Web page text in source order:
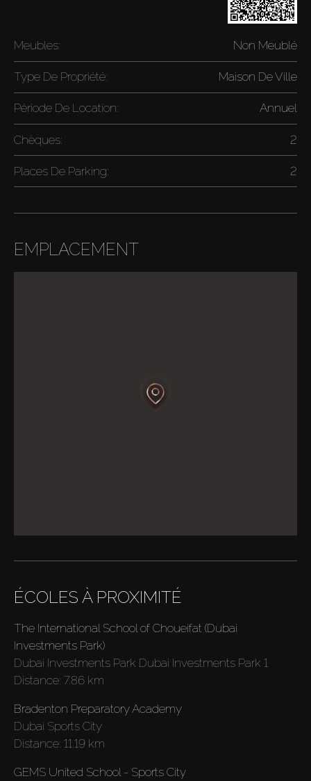
Meubles: Non Meublé
Type De Propriété: Maison De Ville
Période De Location: Annuel
Chèques: 2
Places De Parking: 2
EMPLACEMENT
ÉCOLES À PROXIMITÉ
The International School of Choueifat (Dubai
Investments Park)
Dubai Investments Park Dubai Investments Park 1
Distance: 7.86 km
Bradenton Preparatory Academy
Dubai Sports City
Distance: 11.19 km
GEMS United School - Sports City